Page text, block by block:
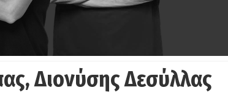
Διονύσης Δεσύλλας